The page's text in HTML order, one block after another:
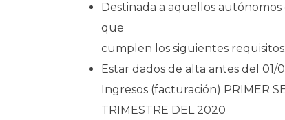
Destinada a aquellos
que
cumplen los siguientes requisitos:
Estar dados de alta antes del 01/
Ingresos (facturación) PRIMER
TRIMESTRE DEL 2020